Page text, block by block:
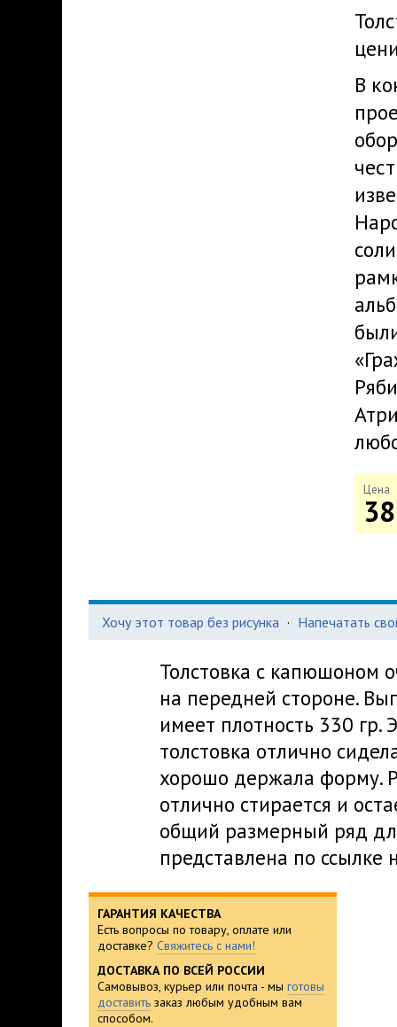
В
Цена
Хочу этот товар без рисунка · Напечатать
Толстовка с капюшоном
на передней стороне.
имеет плотность 330 гр.
толстовка отлично
хорошо держала форму.
отлично стирается и
общий размерный ряд
представлена по ссылке
ГАРАНТИЯ КАЧЕСТВА
Есть вопросы по товару, оплате или
доставке? Свяжитесь с нами!
ДОСТАВКА ПО ВСЕЙ РОССИИ
Самовывоз, курьер или почта - мы готовы
доставить заказ любым удобным вам
способом.